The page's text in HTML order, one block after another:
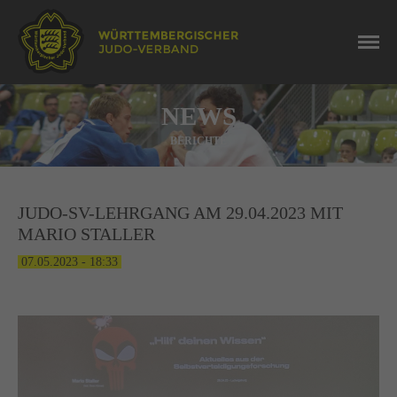
NEWS
BERICHTE
JUDO-SV-LEHRGANG AM 29.04.2023 MIT
MARIO STALLER
07.05.2023 - 18:33